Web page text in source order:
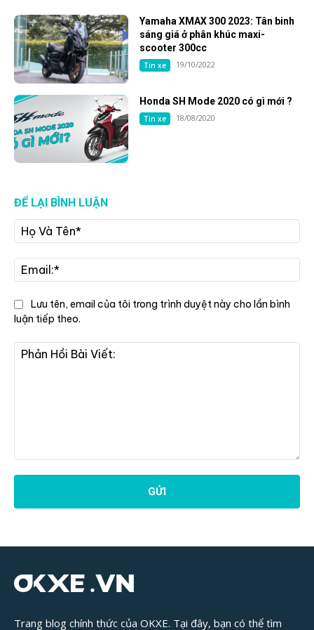
Yamaha XMAX 300 2023: Tân binh
sáng giá ở phân khúc maxi-
scooter 300cc
Tin xe 19/10/2022
Honda SH Mode 2020 có gì mới ?
Tin xe 18/08/2020
ĐỂ LẠI BÌNH LUẬN
Hồi
Viết:
Và
Lưu tên, email của tôi trong trình duyệt này cho lần bình
luận tiếp theo.
Trang blog chính thức của OKXE. Tại đây, bạn có thể tìm